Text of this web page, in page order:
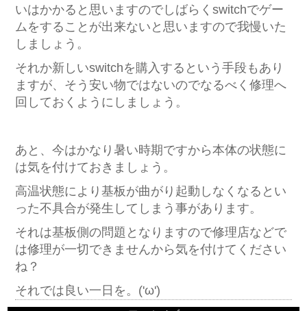
いはかかると思いますのでしばらくswitchでゲー
ムをすることが出来ないと思いますので我慢いた
しましょう。
それか新しいswitchを購入するという手段もあり
ますが、そう安い物ではないのでなるべく修理へ
回しておくようにしましょう。
あと、今はかなり暑い時期ですから本体の状態に
は気を付けておきましょう。
高温状態により基板が曲がり起動しなくなるとい
った不具合が発生してしまう事があります。
それは基板側の問題となりますので修理店などで
は修理が一切できませんから気を付けてください
ね？
それでは良い一日を。('ω')